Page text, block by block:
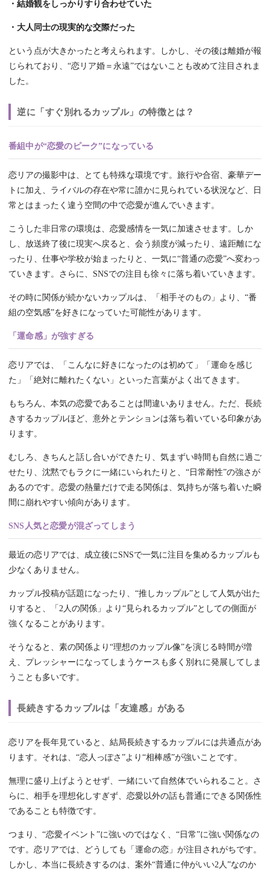
・結婚観をしっかりすり合わせていた
・大人同士の現実的な交際だった
という点が大きかったと考えられます。しかし、その後は離婚が報
じられており、“恋リア婚＝永遠”ではないことも改めて注目されま
した。
逆に「すぐ別れるカップル」の特徴とは？
番組中が“恋愛のピーク”になっている
恋リアの撮影中は、とても特殊な環境です。旅行や合宿、豪華デー
トに加え、ライバルの存在や常に誰かに見られている状況など、日
常とはまったく違う空間の中で恋愛が進んでいきます。
こうした非日常の環境は、恋愛感情を一気に加速させます。しか
し、放送終了後に現実へ戻ると、会う頻度が減ったり、遠距離にな
ったり、仕事や学校が始まったりと、一気に“普通の恋愛”へ変わっ
ていきます。さらに、SNSでの注目も徐々に落ち着いていきます。
その時に関係が続かないカップルは、「相手そのもの」より、“番
組の空気感”を好きになっていた可能性があります。
「運命感」が強すぎる
恋リアでは、「こんなに好きになったのは初めて」「運命を感じ
た」「絶対に離れたくない」といった言葉がよく出てきます。
もちろん、本気の恋愛であることは間違いありません。ただ、長続
きするカップルほど、意外とテンションは落ち着いている印象があ
ります。
むしろ、きちんと話し合いができたり、気まずい時間も自然に過ご
せたり、沈黙でもラクに一緒にいられたりと、“日常耐性”の強さが
あるのです。恋愛の熱量だけで走る関係は、気持ちが落ち着いた瞬
間に崩れやすい傾向があります。
SNS人気と恋愛が混ざってしまう
最近の恋リアでは、成立後にSNSで一気に注目を集めるカップルも
少なくありません。
カップル投稿が話題になったり、“推しカップル”として人気が出た
りすると、「2人の関係」より“見られるカップル”としての側面が
強くなることがあります。
そうなると、素の関係より“理想のカップル像”を演じる時間が増
え、プレッシャーになってしまうケースも多く別れに発展してしま
うことも多いです。
長続きするカップルは「友達感」がある
恋リアを長年見ていると、結局長続きするカップルには共通点があ
ります。それは、“恋人っぽさ”より“相棒感”が強いことです。
無理に盛り上げようとせず、一緒にいて自然体でいられること。さ
らに、相手を理想化しすぎず、恋愛以外の話も普通にできる関係性
であることも特徴です。
つまり、“恋愛イベント”に強いのではなく、“日常”に強い関係なの
です。恋リアでは、どうしても「運命の恋」が注目されがちです。
しかし、本当に長続きするのは、案外“普通に仲がいい2人”なのか